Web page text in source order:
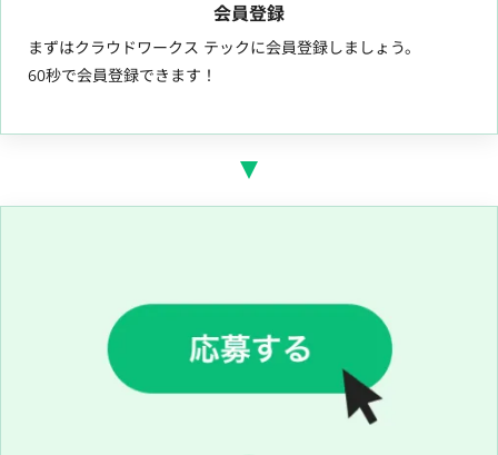
会員登録
まずはクラウドワークス テックに会員登録しましょう。
60秒で会員登録できます！